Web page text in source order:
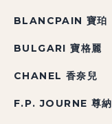
BLANCPAIN 寶珀
BULGARI 寶格麗
CHANEL 香奈兒
F.P. JOURNE 尊納